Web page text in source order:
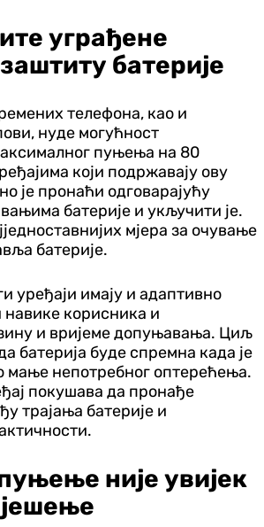
уграђене
батерије
телефона, као и
нуде могућност
пуњења на 80
који подржавају ову
је пронаћи одговарајућу
батерије и укључити је.
мјера за очување
батерије.
уређаји имају и адаптивно
навике корисника и
и вријеме допуњавања. Циљ
батерија буде спремна када је
мање непотребног оптерећења.
покушава да пронађе
трајања батерије и
није увијек